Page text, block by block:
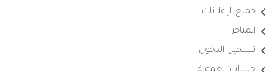
جميع الإعلانات
المتاجر
تسجيل الدخول